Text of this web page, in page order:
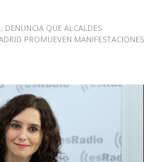
DENUNCIA QUE ALCALDES
PROMUEVEN MANIFESTACIONES